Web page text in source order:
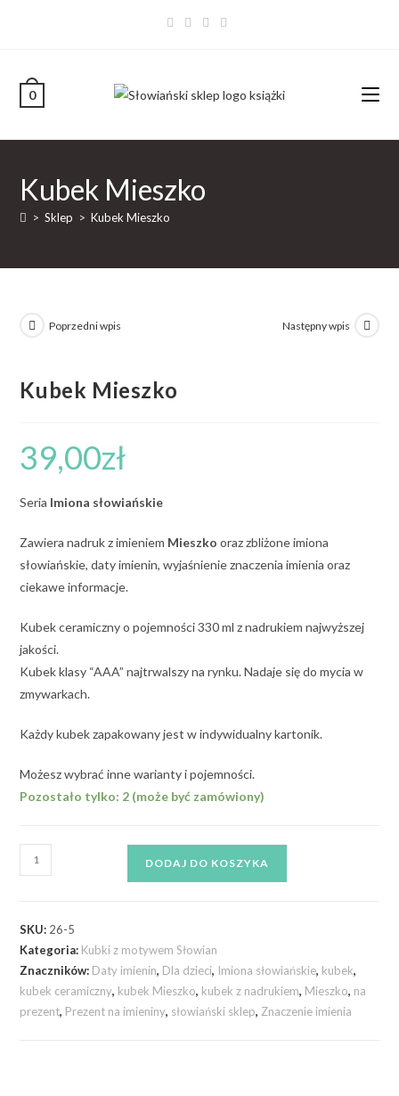
0
Kubek Mieszko
> Sklep > Kubek Mieszko
Poprzedni wpis Następny wpis
Kubek Mieszko
39,00zł
Seria Imiona słowiańskie
Zawiera nadruk z imieniem Mieszko oraz zbliżone imiona
słowiańskie, daty imienin, wyjaśnienie znaczenia imienia oraz
ciekawe informacje.
Kubek ceramiczny o pojemności 330 ml z nadrukiem najwyższej
jakości.
Kubek klasy “AAA” najtrwalszy na rynku. Nadaje się do mycia w
zmywarkach.
Każdy kubek zapakowany jest w indywidualny kartonik.
Możesz wybrać inne warianty i pojemności.
Pozostało tylko: 2 (może być zamówiony)
DODAJ DO KOSZYKA
SKU: 26-5
Kategoria: Kubki z motywem Słowian
Znaczników: Daty imienin, Dla dzieci, Imiona słowiańskie, kubek,
kubek ceramiczny, kubek Mieszko, kubek z nadrukiem, Mieszko, na
prezent, Prezent na imieniny, słowiański sklep, Znaczenie imienia